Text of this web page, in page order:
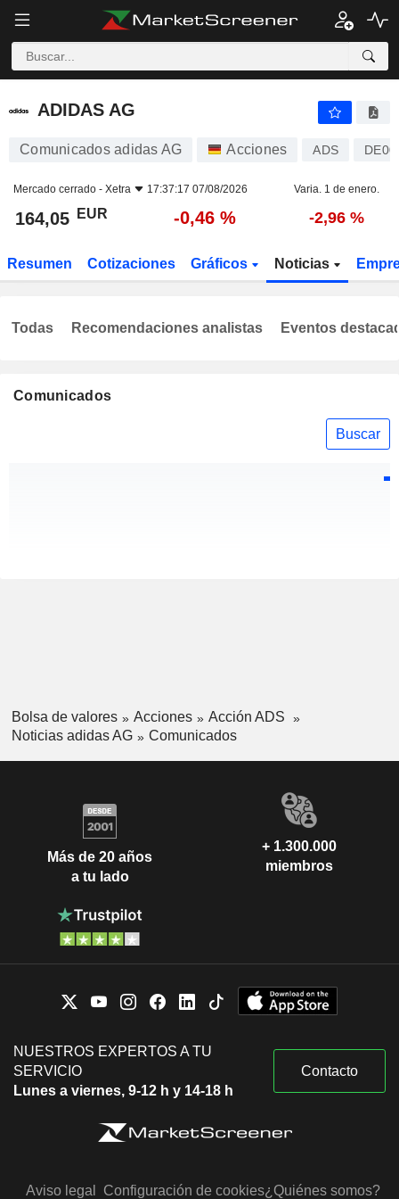
ADIDAS AG
ADIDAS AG
Comunicados adidas AG Acciones ADS
Mercado cerrado - Xetra 17:37:17 07/08/2026 Varia. 1 de enero.
164,05 EUR -0,46 % -2,96 %
Resumen Cotizaciones Gráficos Noticias
Comunicados
Buscar
Todas Recomendaciones analistas Eventos
Bolsa de valores Acciones
Acción ADS
Noticias adidas AG
Comunicados
Más de 20 años
a tu lado
+ 1.300.000
miembros
NUESTROS EXPERTOS A TU
SERVICIO
Lunes a viernes, 9-12 h y 14-18 h
Contacto
Aviso legal Configuración de cookies¿Quiénes somos?